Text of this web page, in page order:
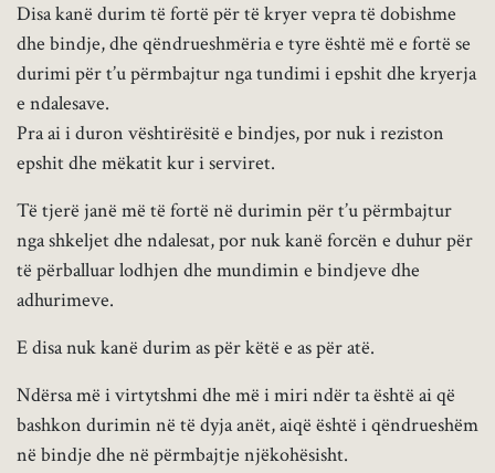
Disa kanë durim të fortë për të kryer vepra të dobishme
dhe bindje, dhe qëndrueshmëria e tyre është më e fortë se
durimi për t’u përmbajtur nga tundimi i epshit dhe kryerja
e ndalesave.
Pra ai i duron vështirësitë e bindjes, por nuk i reziston
epshit dhe mëkatit kur i serviret.
Të tjerë janë më të fortë në durimin për t’u përmbajtur
nga shkeljet dhe ndalesat, por nuk kanë forcën e duhur për
të përballuar lodhjen dhe mundimin e bindjeve dhe
adhurimeve.
E disa nuk kanë durim as për këtë e as për atë.
Ndërsa më i virtytshmi dhe më i miri ndër ta është ai që
bashkon durimin në të dyja anët, aiqë është i qëndrueshëm
në bindje dhe në përmbajtje njëkohësisht.